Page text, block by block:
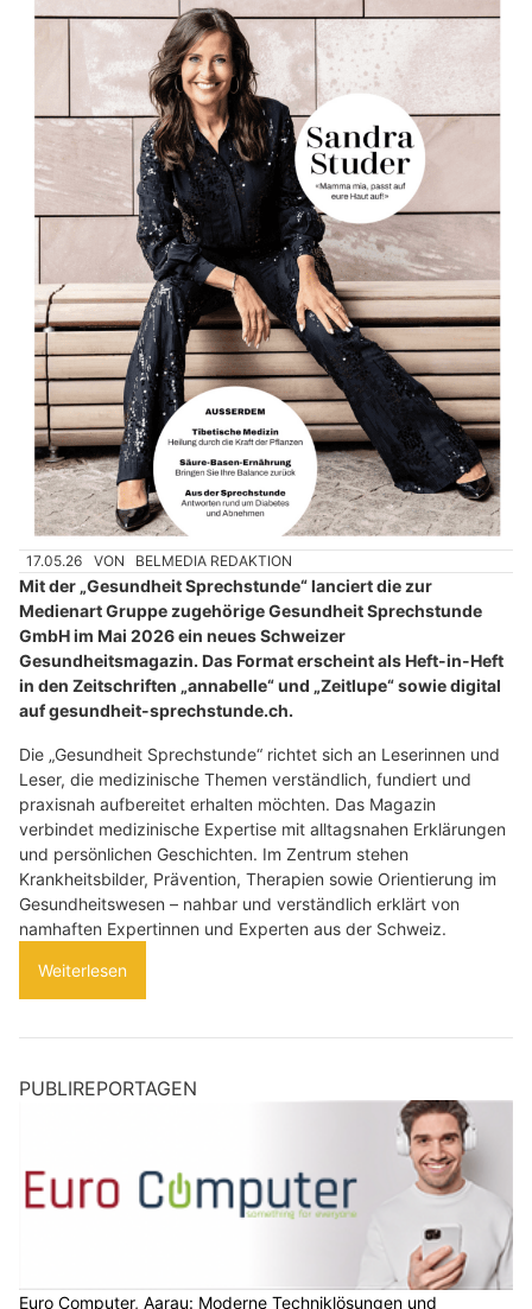
17.05.26 VON BELMEDIA REDAKTION
Mit der „Gesundheit Sprechstunde“ lanciert die zur
Medienart Gruppe zugehörige Gesundheit Sprechstunde
GmbH im Mai 2026 ein neues Schweizer
Gesundheitsmagazin. Das Format erscheint als Heft-in-Heft
in den Zeitschriften „annabelle“ und „Zeitlupe“ sowie digital
auf gesundheit-sprechstunde.ch.
Die „Gesundheit Sprechstunde“ richtet sich an Leserinnen und
Leser, die medizinische Themen verständlich, fundiert und
praxisnah aufbereitet erhalten möchten. Das Magazin
verbindet medizinische Expertise mit alltagsnahen Erklärungen
und persönlichen Geschichten. Im Zentrum stehen
Krankheitsbilder, Prävention, Therapien sowie Orientierung im
Gesundheitswesen – nahbar und verständlich erklärt von
namhaften Expertinnen und Experten aus der Schweiz.
Weiterlesen
PUBLIREPORTAGEN
Euro Computer, Aarau: Moderne Techniklösungen und